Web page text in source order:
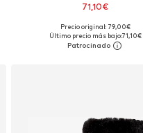
71,10€
Disponible en muchas tallas
Añadir a la cesta
Precio original: 79,00€
Último precio más bajo:71,10€